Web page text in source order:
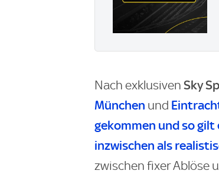
Nach exklusiven Sky
München und
gekommen und so gilt
inzwischen als
zwischen fixer Ablöse